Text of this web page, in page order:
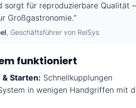
sorgt für reproduzierbare Qualität –
Großgastronomie.“
, Geschäftsführer von ReiSys
funktioniert
Starten: Schnellkupplungen
in wenigen Handgriffen mit